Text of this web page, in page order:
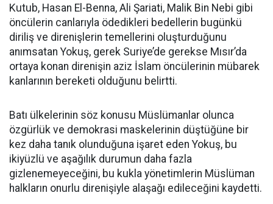
Kutub, Hasan El-Benna, Ali Şariati, Malik Bin Nebi gibi
öncülerin canlarıyla ödedikleri bedellerin bugünkü
diriliş ve direnişlerin temellerini oluşturduğunu
anımsatan Yokuş, gerek Suriye’de gerekse Mısır’da
ortaya konan direnişin aziz İslam öncülerinin mübarek
kanlarının bereketi olduğunu belirtti.
Batı ülkelerinin söz konusu Müslümanlar olunca
özgürlük ve demokrasi maskelerinin düştüğüne bir
kez daha tanık olunduğuna işaret eden Yokuş, bu
ikiyüzlü ve aşağılık durumun daha fazla
gizlenemeyeceğini, bu kukla yönetimlerin Müslüman
halkların onurlu direnişiyle alaşağı edileceğini kaydetti.